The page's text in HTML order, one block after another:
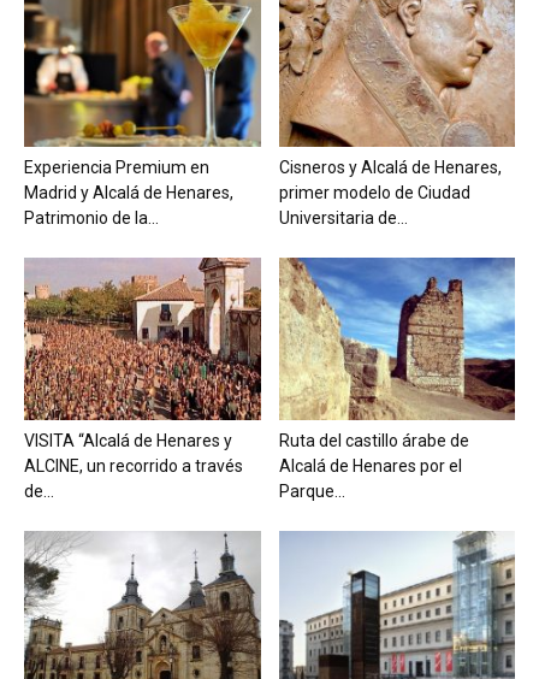
Experiencia Premium en
Madrid y Alcalá de Henares,
Patrimonio de la...
Cisneros y Alcalá de Henares,
primer modelo de Ciudad
Universitaria de...
VISITA “Alcalá de Henares y
ALCINE, un recorrido a través
de...
Ruta del castillo árabe de
Alcalá de Henares por el
Parque...